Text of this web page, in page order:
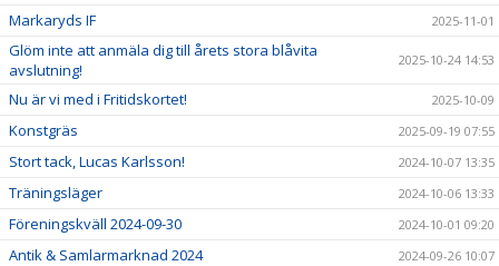
Markaryds IF 2025-11-01
Glöm inte att anmäla dig till årets stora blåvita
avslutning!
2025-10-24 14:53
Nu är vi med i Fritidskortet! 2025-10-09
Konstgräs 2025-09-19 07:55
Stort tack, Lucas Karlsson! 2024-10-07 13:35
Träningsläger 2024-10-06 13:33
Föreningskväll 2024-09-30 2024-10-01 09:20
Antik & Samlarmarknad 2024 2024-09-26 10:07